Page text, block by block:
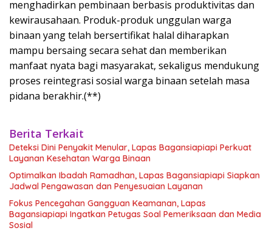
menghadirkan pembinaan berbasis produktivitas dan
kewirausahaan. Produk-produk unggulan warga
binaan yang telah bersertifikat halal diharapkan
mampu bersaing secara sehat dan memberikan
manfaat nyata bagi masyarakat, sekaligus mendukung
proses reintegrasi sosial warga binaan setelah masa
pidana berakhir.(**)
Berita Terkait
Deteksi Dini Penyakit Menular, Lapas Bagansiapiapi Perkuat
Layanan Kesehatan Warga Binaan
Optimalkan Ibadah Ramadhan, Lapas Bagansiapiapi Siapkan
Jadwal Pengawasan dan Penyesuaian Layanan
Fokus Pencegahan Gangguan Keamanan, Lapas
Bagansiapiapi Ingatkan Petugas Soal Pemeriksaan dan Media
Sosial